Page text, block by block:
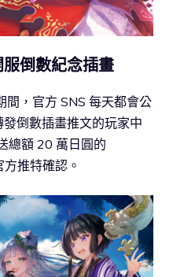
倒數紀念插畫
，官方 SNS 每天都會公
倒數插畫推文的玩家中
總額 20 萬日圓的
推特確認。